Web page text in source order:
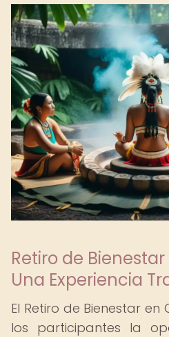
Retiro de
Una Experiencia
El Retiro de Bienestar
los participantes la